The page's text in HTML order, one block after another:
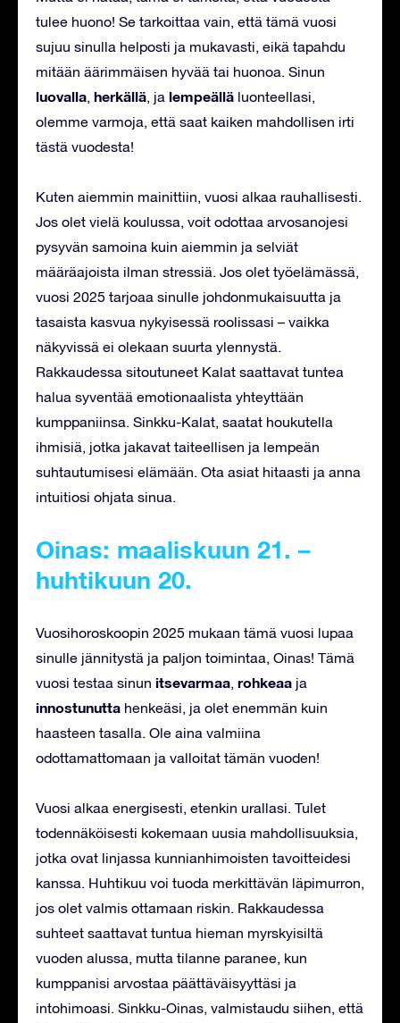
tulee huono! Se tarkoittaa vain, että tämä vuosi
sujuu sinulla helposti ja mukavasti, eikä tapahdu
mitään äärimmäisen hyvää tai huonoa. Sinun
luovalla, herkällä, ja lempeällä luonteellasi,
olemme varmoja, että saat kaiken mahdollisen irti
tästä vuodesta!
Kuten aiemmin mainittiin, vuosi alkaa rauhallisesti.
Jos olet vielä koulussa, voit odottaa arvosanojesi
pysyvän samoina kuin aiemmin ja selviät
määräajoista ilman stressiä. Jos olet työelämässä,
vuosi 2025 tarjoaa sinulle johdonmukaisuutta ja
tasaista kasvua nykyisessä roolissasi – vaikka
näkyvissä ei olekaan suurta ylennystä.
Rakkaudessa sitoutuneet Kalat saattavat tuntea
halua syventää emotionaalista yhteyttään
kumppaniinsa. Sinkku-Kalat, saatat houkutella
ihmisiä, jotka jakavat taiteellisen ja lempeän
suhtautumisesi elämään. Ota asiat hitaasti ja anna
intuitiosi ohjata sinua.
Oinas: maaliskuun 21. –
huhtikuun 20.
Vuosihoroskoopin 2025 mukaan tämä vuosi lupaa
sinulle jännitystä ja paljon toimintaa, Oinas! Tämä
vuosi testaa sinun itsevarmaa, rohkeaa ja
innostunutta henkeäsi, ja olet enemmän kuin
haasteen tasalla. Ole aina valmiina
odottamattomaan ja valloitat tämän vuoden!
Vuosi alkaa energisesti, etenkin urallasi. Tulet
todennäköisesti kokemaan uusia mahdollisuuksia,
jotka ovat linjassa kunnianhimoisten tavoitteidesi
kanssa. Huhtikuu voi tuoda merkittävän läpimurron,
jos olet valmis ottamaan riskin. Rakkaudessa
suhteet saattavat tuntua hieman myrskyisiltä
vuoden alussa, mutta tilanne paranee, kun
kumppanisi arvostaa päättäväisyyttäsi ja
intohimoasi. Sinkku-Oinas, valmistaudu siihen, että